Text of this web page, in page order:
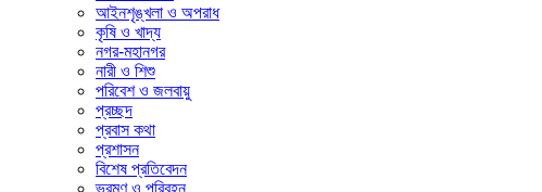
আইনশৃঙ্খলা ও অপরাধ
কৃষি ও খাদ্য
নগর-মহানগর
নারী ও ‍শিশু
পরিবেশ ও জলবায়ু
প্রচ্ছদ
প্রবাস কথা
প্রশাসন
বিশেষ প্রতিবেদন
ভ্রমণ ও পরিবহন